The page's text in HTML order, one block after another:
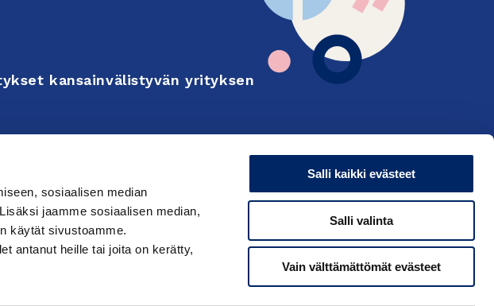
sosiaalisen median
jaamme sosiaalisen median,
käytät sivustoamme.
antanut heille tai joita on kerätty,
Salli kaikki evästeet
Salli valinta
Vain välttämättömät evästeet
kansainvälistyvän yrityksen